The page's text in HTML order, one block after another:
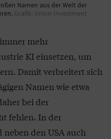
Namen aus der Welt der
Grafik: Union Investment
mehr
KI einsetzen, um
Damit verbreitert sich
Namen wie etwa
bei der
fehlen. In der
den USA auch